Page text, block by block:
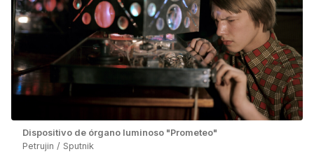
Dispositivo de órgano luminoso "Prometeo"
Petrujin / Sputnik